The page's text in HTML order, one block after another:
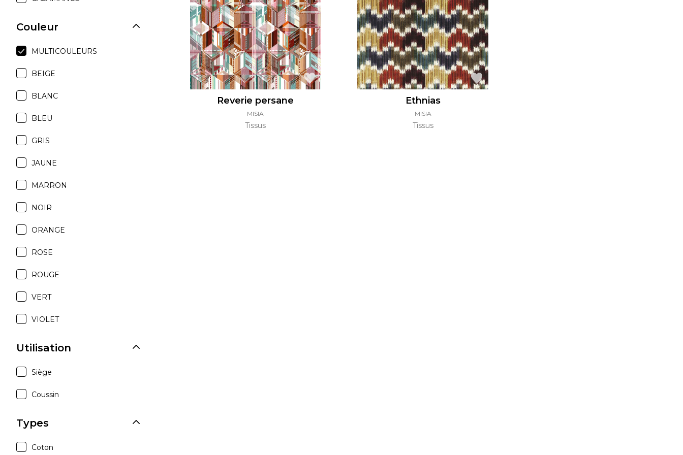
Modal
Polyester
Satin
Soie
Velours
Noir
Orange
Rose
Rouge
Vert
Violet
Orange
Rouge
Vert
Couleur
MULTICOULEURS
BEIGE
BLANC
BLEU
GRIS
JAUNE
MARRON
NOIR
ORANGE
ROSE
ROUGE
VERT
VIOLET
Utilisation
Siège
Coussin
Types
Coton
Reverie persane
MISIA
Tissus
Ethnias
MISIA
Tissus